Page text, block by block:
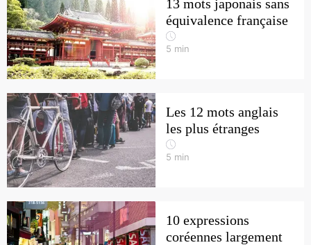
13 mots japonais sans
équivalence française
5 min
Les 12 mots anglais
les plus étranges
5 min
10 expressions
coréennes largement